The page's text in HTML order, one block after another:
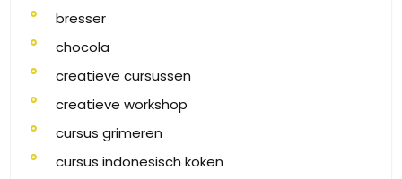
bresser
chocola
creatieve cursussen
creatieve workshop
cursus grimeren
cursus indonesisch koken